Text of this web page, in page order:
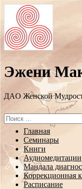
Эжени
ДAO Женской
Search
for:
Перейти
содержанию
Главная
Семинары
Книги
Аудиомедитации
Мандала
Коррекционная
Расписание